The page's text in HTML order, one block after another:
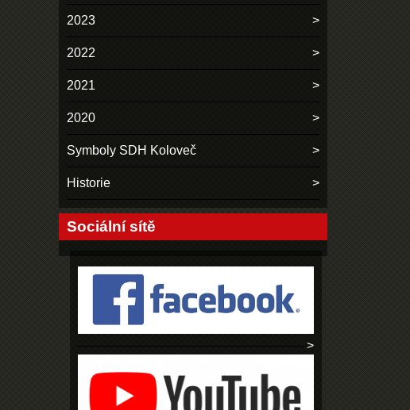
2023
2022
2021
2020
Symboly SDH Koloveč
Historie
Sociální sítě